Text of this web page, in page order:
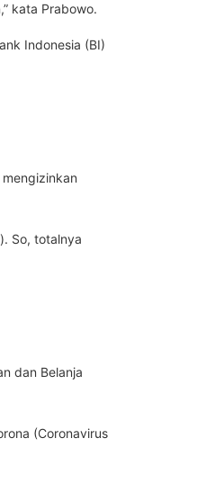
kata Prabowo.
Indonesia (BI)
So, totalnya
dan Belanja
(Coronavirus